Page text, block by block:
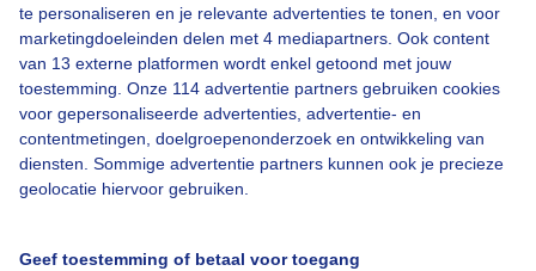
te personaliseren en je relevante advertenties te tonen, en voor
marketingdoeleinden delen met 4 mediapartners. Ook content
van 13 externe platformen wordt enkel getoond met jouw
toestemming. Onze 114 advertentie partners gebruiken cookies
voor gepersonaliseerde advertenties, advertentie- en
contentmetingen, doelgroepenonderzoek en ontwikkeling van
diensten. Sommige advertentie partners kunnen ook je precieze
geolocatie hiervoor gebruiken.
Geef toestemming of betaal voor toegang
Over Buienradar
Bedrijfsgegevens
Veelgestelde vragen
Toegankelijkheid